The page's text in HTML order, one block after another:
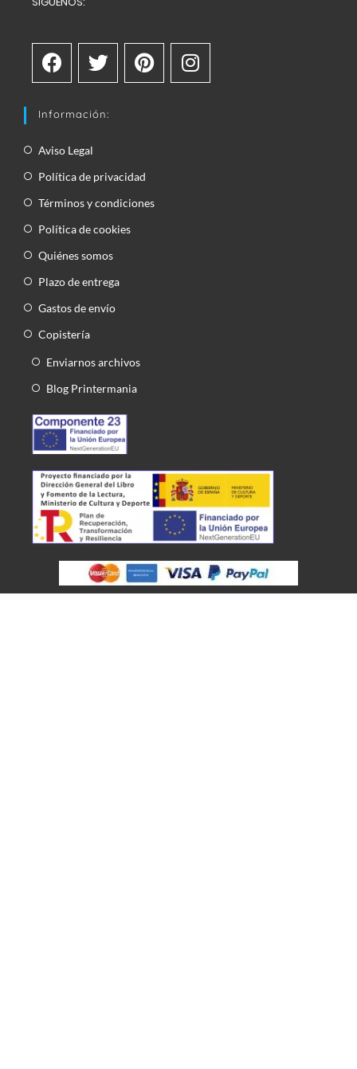
Información:
Aviso Legal
Política de privacidad
Términos y condiciones
Política de cookies
Quiénes somos
Plazo de entrega
Gastos de envío
Copistería
Enviarnos archivos
Blog Printermania